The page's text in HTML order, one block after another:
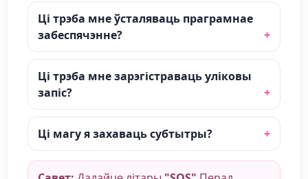
Ці трэба мне ўсталяваць праграмнае
забеспячэнне?
Ці трэба мне зарэгістраваць уліковы
запіс?
Ці магу я захаваць субтытры?